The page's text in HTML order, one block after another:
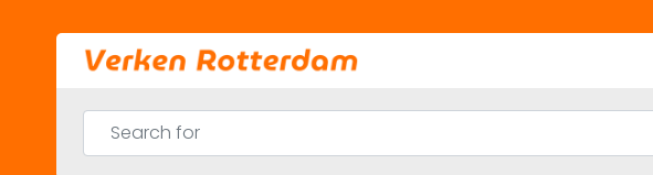
Search for